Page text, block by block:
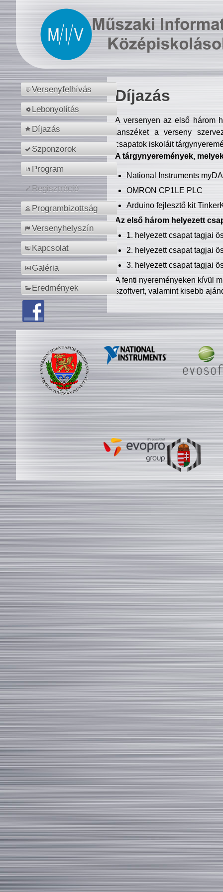
Versenyfelhívás
Lebonyolítás
Díjazás
Szponzorok
Program
Regisztráció
Programbizottság
Versenyhelyszín
Kapcsolat
Galéria
Eredmények
Díjazás
A versenyen az első három
tanszéket a verseny
csapatok iskoláit
A tárgynyeremények,
National Instruments
OMRON CP1LE PLC
Arduino fejlesztő kit
Az első három helyezett
1. helyezett csapat tagjai
2. helyezett csapat tagjai
3. helyezett csapat tagjai
A fenti nyereményeken kívül
szoftvert, valamint kisebb